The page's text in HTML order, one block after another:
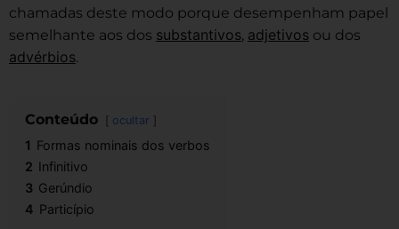
chamadas deste modo porque desempenham papel
semelhante aos dos substantivos, adjetivos ou dos
advérbios.
Conteúdo ocultar
1 Formas nominais dos verbos
2 Infinitivo
3 Gerúndio
4 Particípio